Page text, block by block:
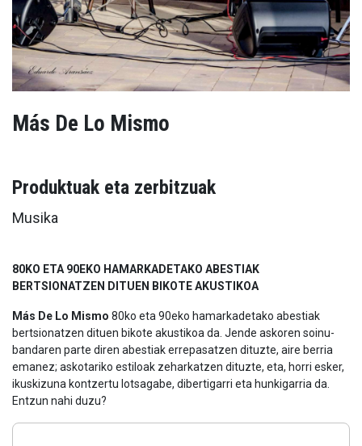
Más De Lo Mismo
Produktuak eta zerbitzuak
Musika
80KO ETA 90EKO HAMARKADETAKO ABESTIAK
BERTSIONATZEN DITUEN BIKOTE AKUSTIKOA
Más De Lo Mismo 80ko eta 90eko hamarkadetako abestiak
bertsionatzen dituen bikote akustikoa da. Jende askoren soinu-
bandaren parte diren abestiak errepasatzen dituzte, aire berria
emanez; askotariko estiloak zeharkatzen dituzte, eta, horri esker,
ikuskizuna kontzertu lotsagabe, dibertigarri eta hunkigarria da.
Entzun nahi duzu?